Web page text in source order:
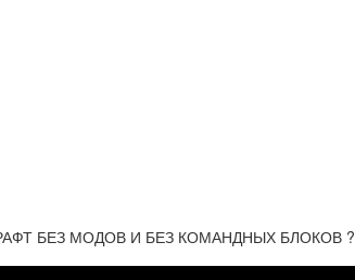
БЕЗ МОДОВ И БЕЗ КОМАНДНЫХ БЛОКОВ ?